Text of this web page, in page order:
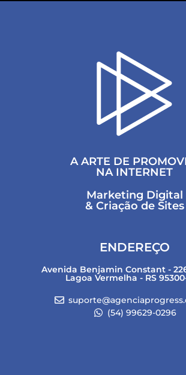
A ARTE DE
NA INTERNET
Marketing Digital
& Criação de Sites
ENDEREÇO
Avenida Benjamin Constant -
Lagoa Vermelha - RS
(54) 99629-0296